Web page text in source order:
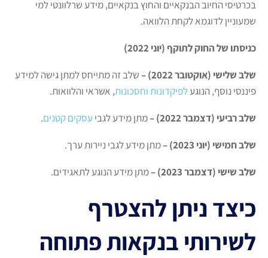
בכרטיסי החיוב הבנקאיים והחוץ בנקאיים, מידע שרלוונטי למי
שמעוניין לדוגמא לקחת הלוואה.
כניסתו של החוק לתוקף (יוני 2022)
שלב שלישי (אוקטובר 2022) –
שלב זה מתייחס למתן גישה למידע
פיננסי נוסף, הנוגעלפיקדונות וחסכונות, אשראי והלוואות.
שלב רביעי (דצמבר 2022) – מתן מידע לגבי עסקים קטנים.
שלב חמישי (יוני 2023) –מתן מידע לגבי ניירות ערך.
שלב שישי (דצמבר 2023) – מתן מידע הנוגע לתאגידים.
כיצד ניתן להצטרף
לשירותי בנקאות פתוחה